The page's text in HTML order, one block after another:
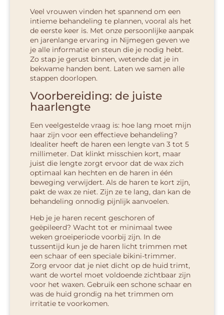
Veel vrouwen vinden het spannend om een
intieme behandeling te plannen, vooral als het
de eerste keer is. Met onze persoonlijke aanpak
en jarenlange ervaring in Nijmegen geven we
je alle informatie en steun die je nodig hebt.
Zo stap je gerust binnen, wetende dat je in
bekwame handen bent. Laten we samen alle
stappen doorlopen.
Voorbereiding: de juiste
haarlengte
Een veelgestelde vraag is: hoe lang moet mijn
haar zijn voor een effectieve behandeling?
Idealiter heeft de haren een lengte van 3 tot 5
millimeter. Dat klinkt misschien kort, maar
juist die lengte zorgt ervoor dat de wax zich
optimaal kan hechten en de haren in één
beweging verwijdert. Als de haren te kort zijn,
pakt de wax ze niet. Zijn ze te lang, dan kan de
behandeling onnodig pijnlijk aanvoelen.
Heb je je haren recent geschoren of
geëpileerd? Wacht tot er minimaal twee
weken groeiperiode voorbij zijn. In de
tussentijd kun je de haren licht trimmen met
een schaar of een speciale bikini-trimmer.
Zorg ervoor dat je niet dicht op de huid trimt,
want de wortel moet voldoende zichtbaar zijn
voor het waxen. Gebruik een schone schaar en
was de huid grondig na het trimmen om
irritatie te voorkomen.